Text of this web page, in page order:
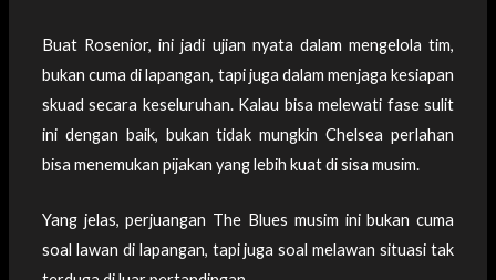
Buat Rosenior, ini jadi ujian nyata dalam mengelola tim,
bukan cuma di lapangan, tapi juga dalam menjaga kesiapan
skuad secara keseluruhan. Kalau bisa melewati fase sulit
ini dengan baik, bukan tidak mungkin Chelsea perlahan
bisa menemukan pijakan yang lebih kuat di sisa musim.
Yang jelas, perjuangan The Blues musim ini bukan cuma
soal lawan di lapangan, tapi juga soal melawan situasi tak